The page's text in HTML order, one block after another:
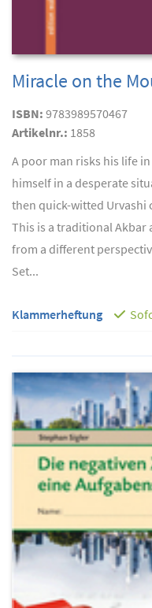
Miracle on the
ISBN: 9783989570467
Artikelnr.: 1858
A poor man risks his life
himself in a desperate
then quick-witted Urvashi
This is a traditional Akbar
from a different
Set...
Klammerheftung